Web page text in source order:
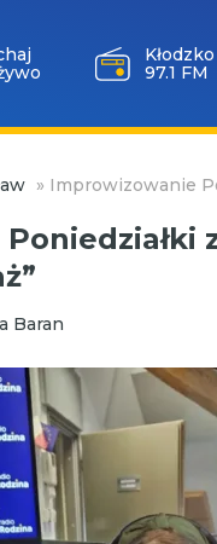
Wołów
99.6 FM
» Improwizowanie
Baran